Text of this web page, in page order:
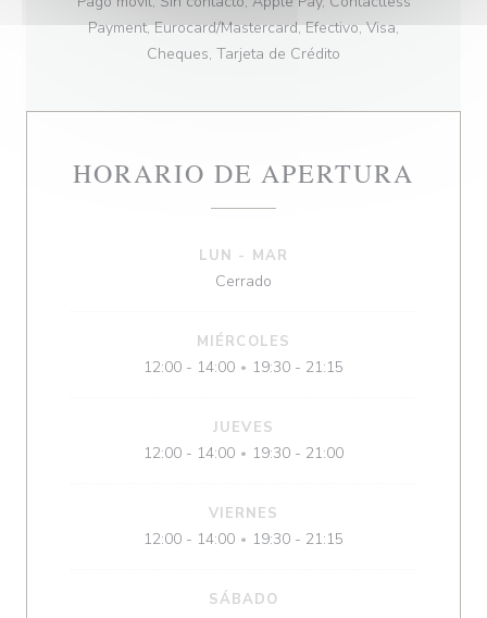
Payment, Eurocard/Mastercard, Efectivo, Visa,
Cheques, Tarjeta de Crédito
HORARIO DE APERTURA
LUN - MAR
Cerrado
MIÉRCOLES
12:00 - 14:00 • 19:30 - 21:15
JUEVES
12:00 - 14:00 • 19:30 - 21:00
VIERNES
12:00 - 14:00 • 19:30 - 21:15
SÁBADO